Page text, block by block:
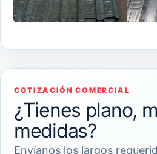
COTIZACIÓN COMERCIAL
¿Tienes plano,
medidas?
Envíanos los largos